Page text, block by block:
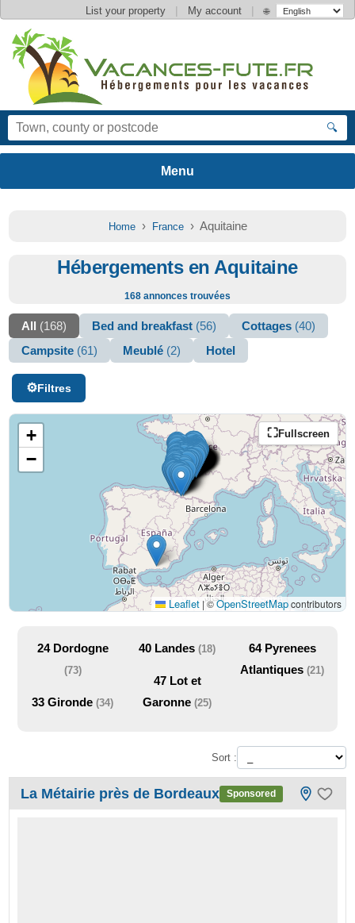
List your property | My account | 🌐
🔍
Home› France› Aquitaine
Hébergements en Aquitaine
168 annonces trouvées
All (168) Bed and breakfast (56) Cottages (40)
Campsite (61) Meublé (2) Hotel
Filtres
Fullscreen
+
−
Leaflet |©OpenStreetMapcontributors
24 Dordogne
(73)
33 Gironde(34)
40 Landes(18)
47Lot et
Garonne(25)
64Pyrenees
Atlantiques(21)
Sort :
La Métairie près de Bordeaux Sponsored